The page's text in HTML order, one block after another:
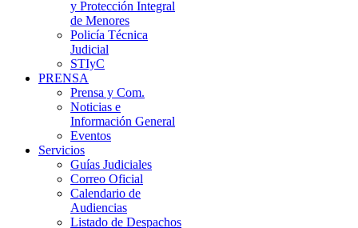
y Protección Integral
de Menores
Policía Técnica
Judicial
STIyC
PRENSA
Prensa y Com.
Noticias e
Información General
Eventos
Servicios
Guías Judiciales
Correo Oficial
Calendario de
Audiencias
Listado de Despachos